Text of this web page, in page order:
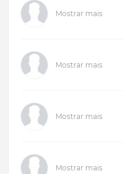
Mostrar mais
Mostrar mais
Mostrar mais
Mostrar mais